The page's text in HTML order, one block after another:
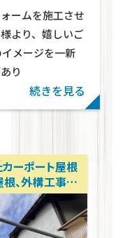
must be of
tekton-
wp-
ームを施工させ
より、嬉しいご
り
続きを見る
ーポート屋根
、外構工事、
リフォーム、内
ーム相談所